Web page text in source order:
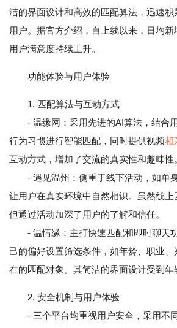
洁的界面设计和高效的匹配算法，迅速
用户。据官方介绍，自上线以来，日均新
用户满意度持续上升。
功能体验与用户体验
1. 匹配算法与互动方式
- 温缘网：采用先进的AI算法，结合
行为习惯进行智能匹配，同时提供视频相
互动方式，增加了交流的真实性和趣味性
- 遇见温州：侧重于线下活动，如单身
让用户在真实环境中自然相识。虽然线上
但通过活动加深了用户的了解和信任。
- 温情缘：主打快速匹配和即时聊天
己的偏好设置筛选条件，如年龄、职业
在的匹配对象。其简洁的界面设计受到年
2. 安全机制与用户体验
- 三个平台均重视用户安全，采用不